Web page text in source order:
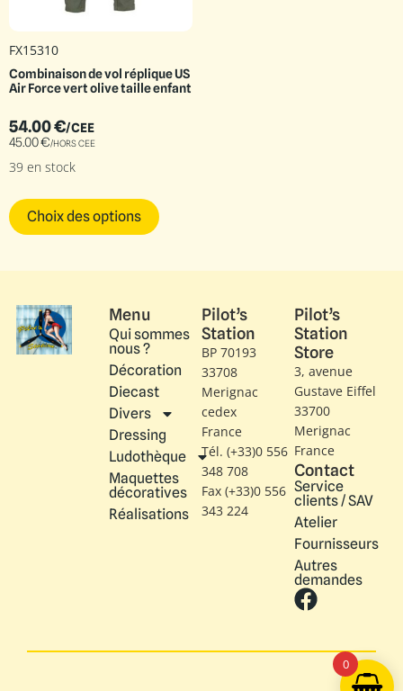
FX15310
Combinaison de vol réplique US
Air Force vert olive taille enfant
54.00€/CEE
45.00€/HORS CEE
39 en stock
Choix des options
Menu
Qui sommes
nous ?
Décoration
Diecast
Divers
Dressing
Ludothèque
Maquettes
décoratives
Réalisations
Pilot’s
Station
BP 70193
33708
Merignac
cedex
France
Tél. (+33)0 556
348 708
Fax (+33)0 556
343 224
Pilot’s
Station
Store
3, avenue
Gustave Eiffel​
33700
Merignac
France
Contact
Service
clients / SAV
Atelier
Fournisseurs
Autres
demandes
0